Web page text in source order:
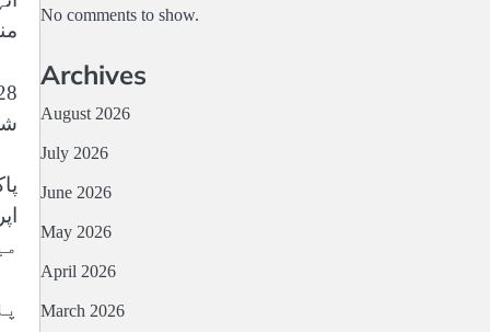
No comments to show.
Archives
August 2026
July 2026
June 2026
May 2026
April 2026
March 2026